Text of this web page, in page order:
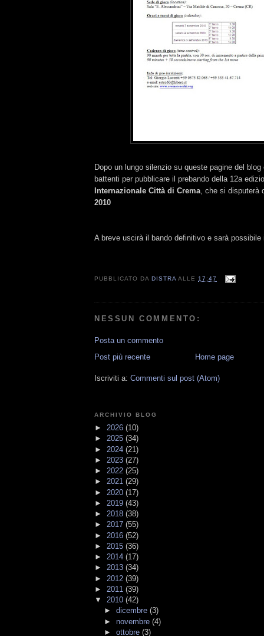
Dopo un lungo silenzio su queste pagine del
battenti per pubblicare il prebando della 12a
Internazionale Città di Crema , che si disputerà
2010
A breve uscirà il bando definitivo e sarà
PUBBLICATO DA DISTRA ALLE17:47
NESSUN COMMENTO:
Posta un commento
Post più recente
Home page
Iscriviti a: Commenti sul post (Atom)
ARCHIVIO BLOG
► 2026 (10)
► 2025 (34)
► 2024 (21)
► 2023 (27)
► 2022 (25)
► 2021 (29)
► 2020 (17)
► 2019 (43)
► 2018 (38)
► 2017 (55)
► 2016 (52)
► 2015 (36)
► 2014 (17)
► 2013 (34)
► 2012 (39)
► 2011 (39)
▼ 2010 (42)
► dicembre (3)
► novembre (4)
► ottobre (3)